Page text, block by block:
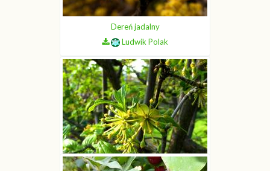
Dereń jadalny
Ludwik Polak